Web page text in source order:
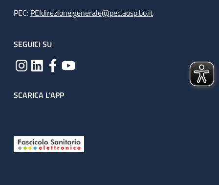
PEC: PEIdirezione.generale@pec.aosp.bo.it
SEGUICI SU
SCARICA L'APP